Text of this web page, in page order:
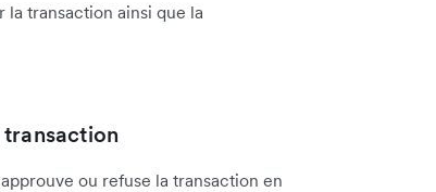
transaction ainsi que la
ou refuse la transaction en